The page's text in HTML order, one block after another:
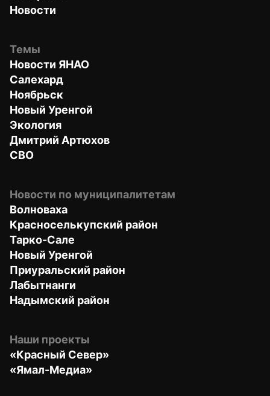
Новости
Темы
Новости ЯНАО
Салехард
Ноябрьск
Новый Уренгой
Экология
Дмитрий Артюхов
СВО
Новости по муниципалитетам
Волноваха
Красноселькупский район
Тарко-Сале
Новый Уренгой
Приуральский район
Лабытнанги
Надымский район
Наши проекты
«Красный Север»
«Ямал-Медиа»